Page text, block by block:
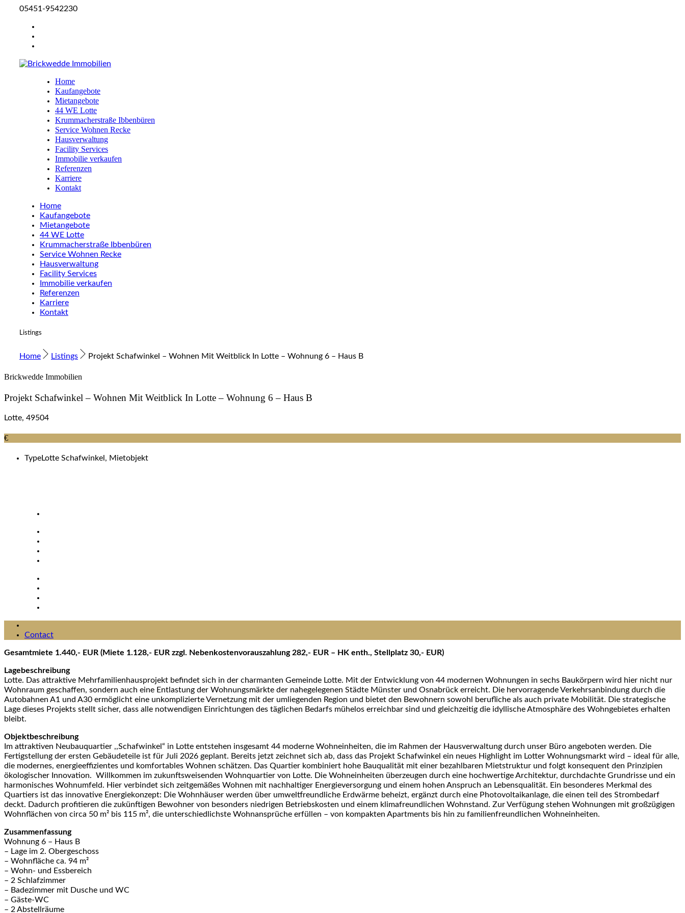
05451-9542230
Home
Kaufangebote
Mietangebote
44 WE Lotte
Krummacherstraße Ibbenbüren
Service Wohnen Recke
Hausverwaltung
Facility Services
Immobilie verkaufen
Referenzen
Karriere
Kontakt
Home
Kaufangebote
Mietangebote
44 WE Lotte
Krummacherstraße Ibbenbüren
Service Wohnen Recke
Hausverwaltung
Facility Services
Immobilie verkaufen
Referenzen
Karriere
Kontakt
Listings
Home Listings Projekt Schafwinkel – Wohnen Mit Weitblick In Lotte – Wohnung 6 – Haus B
Brickwedde Immobilien
Projekt Schafwinkel – Wohnen Mit Weitblick In Lotte – Wohnung 6 – Haus B
Lotte, 49504
€
TypeLotte Schafwinkel, Mietobjekt
Contact
Gesamtmiete 1.440,- EUR (Miete 1.128,- EUR zzgl. Nebenkostenvorauszahlung 282,- EUR – HK enth., Stellplatz 30,- EUR)
Lagebeschreibung
Lotte. Das attraktive Mehrfamilienhausprojekt befindet sich in der charmanten Gemeinde Lotte. Mit der Entwicklung von 44 modernen Wohnungen in sechs Baukörpern wird hier nicht nur
Wohnraum geschaffen, sondern auch eine Entlastung der Wohnungsmärkte der nahegelegenen Städte Münster und Osnabrück erreicht. Die hervorragende Verkehrsanbindung durch die
Autobahnen A1 und A30 ermöglicht eine unkomplizierte Vernetzung mit der umliegenden Region und bietet den Bewohnern sowohl berufliche als auch private Mobilität. Die strategische
Lage dieses Projekts stellt sicher, dass alle notwendigen Einrichtungen des täglichen Bedarfs mühelos erreichbar sind und gleichzeitig die idyllische Atmosphäre des Wohngebietes erhalten
bleibt.
Objektbeschreibung
Im attraktiven Neubauquartier ,,Schafwinkel“ in Lotte entstehen insgesamt 44 moderne Wohneinheiten, die im Rahmen der Hausverwaltung durch unser Büro angeboten werden. Die
Fertigstellung der ersten Gebäudeteile ist für Juli 2026 geplant. Bereits jetzt zeichnet sich ab, dass das Projekt Schafwinkel ein neues Highlight im Lotter Wohnungsmarkt wird – ideal für alle,
die modernes, energieeffizientes und komfortables Wohnen schätzen. Das Quartier kombiniert hohe Bauqualität mit einer bezahlbaren Mietstruktur und folgt konsequent den Prinzipien
ökologischer Innovation. Willkommen im zukunftsweisenden Wohnquartier von Lotte. Die Wohneinheiten überzeugen durch eine hochwertige Architektur, durchdachte Grundrisse und ein
harmonisches Wohnumfeld. Hier verbindet sich zeitgemäßes Wohnen mit nachhaltiger Energieversorgung und einem hohen Anspruch an Lebensqualität. Ein besonderes Merkmal des
Quartiers ist das innovative Energiekonzept: Die Wohnhäuser werden über umweltfreundliche Erdwärme beheizt, ergänzt durch eine Photovoltaikanlage, die einen teil des Strombedarf
deckt. Dadurch profitieren die zukünftigen Bewohner von besonders niedrigen Betriebskosten und einem klimafreundlichen Wohnstand. Zur Verfügung stehen Wohnungen mit großzügigen
Wohnflächen von circa 50 m² bis 115 m², die unterschiedlichste Wohnansprüche erfüllen – von kompakten Apartments bis hin zu familienfreundlichen Wohneinheiten.
Zusammenfassung
Wohnung 6 – Haus B
– Lage im 2. Obergeschoss
– Wohnfläche ca. 94 m²
– Wohn- und Essbereich
– 2 Schlafzimmer
– Badezimmer mit Dusche und WC
– Gäste-WC
– 2 Abstellräume